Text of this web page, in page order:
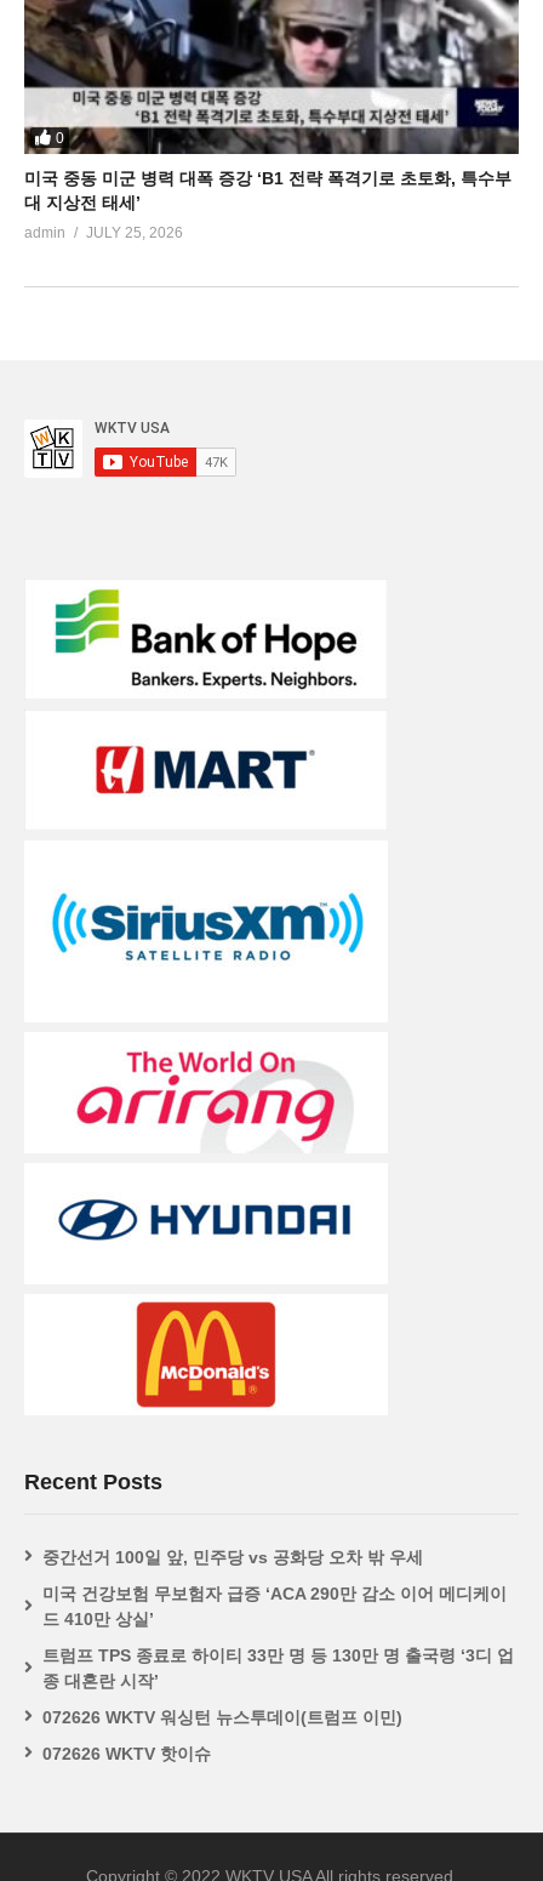
0
미국 중동 미군 병력 대폭 증강 ‘B1 전략 폭격기로 초토화, 특수부
대 지상전 태세’
admin JULY 25, 2026
Recent Posts
중간선거 100일 앞, 민주당 vs 공화당 오차 밖 우세
미국 건강보험 무보험자 급증 ‘ACA 290만 감소 이어 메디케이
드 410만 상실’
트럼프 TPS 종료로 하이티 33만 명 등 130만 명 출국령 ‘3디 업
종 대혼란 시작’
072626 WKTV 워싱턴 뉴스투데이(트럼프 이민)
072626 WKTV 핫이슈
Copyright © 2022 WKTV USA All rights reserved.